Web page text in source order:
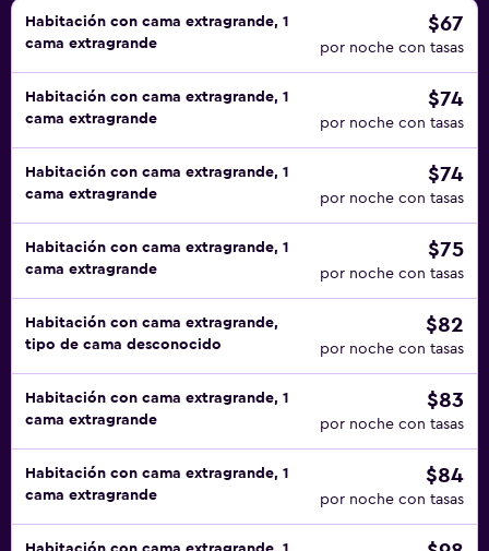
Habitación con cama extragrande, 1
cama extragrande
$67
por noche con tasas
Habitación con cama extragrande, 1
cama extragrande
$74
por noche con tasas
Habitación con cama extragrande, 1
cama extragrande
$74
por noche con tasas
Habitación con cama extragrande, 1
cama extragrande
$75
por noche con tasas
Habitación con cama extragrande,
tipo de cama desconocido
$82
por noche con tasas
Habitación con cama extragrande, 1
cama extragrande
$83
por noche con tasas
Habitación con cama extragrande, 1
cama extragrande
$84
por noche con tasas